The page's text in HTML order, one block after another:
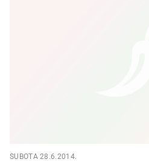
SUBOTA 28.6.2014.